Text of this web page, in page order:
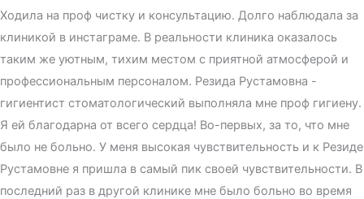
Ходила на проф чистку и консультацию. Долго наблюдала за
клиникой в инстаграме. В реальности клиника оказалось
таким же уютным, тихим местом с приятной атмосферой и
профессиональным персоналом. Резида Рустамовна -
гигиентист стоматологический выполняла мне проф гигиену.
Я ей благодарна от всего сердца! Во-первых, за то, что мне
было не больно. У меня высокая чувствительность и к Резиде
Рустамовне я пришла в самый пик своей чувствительности. В
последний раз в другой клинике мне было больно во время